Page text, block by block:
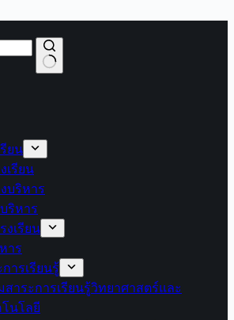
รียน
เรียน
บริหาร
ริหาร
งเรียน
าร
ารเรียนรู้
สาระการเรียนรู้วิทยาศาสตร์และ
โนโลยี